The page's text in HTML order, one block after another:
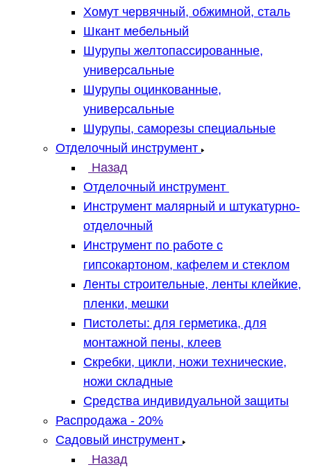
Хомут червячный, обжимной, сталь
Шкант мебельный
Шурупы желтопассированные,
универсальные
Шурупы оцинкованные,
универсальные
Шурупы, саморезы специальные
Отделочный инструмент
Назад
Отделочный инструмент
Инструмент малярный и штукатурно-
отделочный
Инструмент по работе с
гипсокартоном, кафелем и стеклом
Ленты строительные, ленты клейкие,
пленки, мешки
Пистолеты: для герметика, для
монтажной пены, клеев
Скребки, цикли, ножи технические,
ножи складные
Средства индивидуальной защиты
Распродажа - 20%
Садовый инструмент
Назад